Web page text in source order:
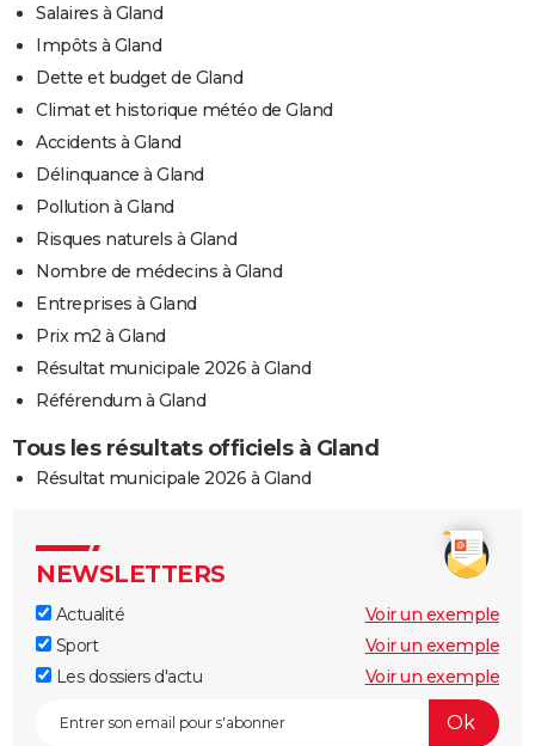
Salaires à Gland
Impôts à Gland
Dette et budget de Gland
Climat et historique météo de Gland
Accidents à Gland
Délinquance à Gland
Pollution à Gland
Risques naturels à Gland
Nombre de médecins à Gland
Entreprises à Gland
Prix m2 à Gland
Résultat municipale 2026 à Gland
Référendum à Gland
Tous les résultats officiels à Gland
Résultat municipale 2026 à Gland
NEWSLETTERS
Actualité
Voir un exemple
Sport
Voir un exemple
Les dossiers d'actu
Voir un exemple